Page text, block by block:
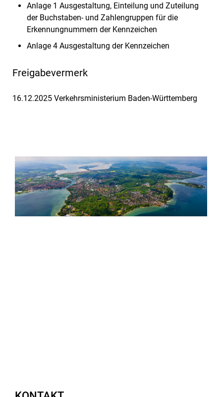
Anlage 1 Ausgestaltung, Einteilung und Zuteilung
der Buchstaben- und Zahlengruppen für die
Erkennungnummern der Kennzeichen
Anlage 4 Ausgestaltung der Kennzeichen
Freigabevermerk
16.12.2025 Verkehrsministerium Baden-Württemberg